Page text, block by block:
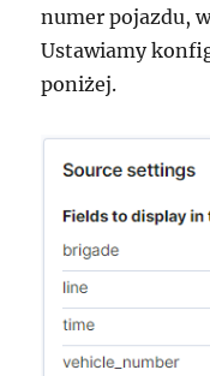
numer pojazdu,
Ustawiamy
poniżej.